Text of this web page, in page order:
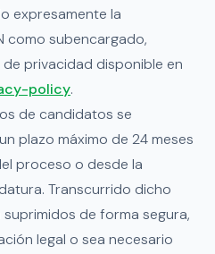
expresamente la
como subencargado,
privacidad disponible en
policy.
de candidatos se
plazo máximo de 24 meses
proceso o desde la
Transcurrido dicho
de forma segura,
legal o sea necesario